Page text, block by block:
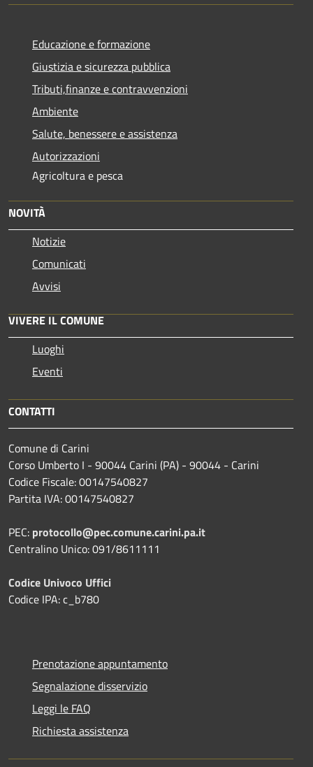
Educazione e formazione
Giustizia e sicurezza pubblica
Tributi,finanze e contravvenzioni
Ambiente
Salute, benessere e assistenza
Autorizzazioni
Agricoltura e pesca
NOVITÀ
Notizie
Comunicati
Avvisi
VIVERE IL COMUNE
Luoghi
Eventi
CONTATTI
Comune di Carini
Corso Umberto I - 90044 Carini (PA) - 90044 - Carini
Codice Fiscale: 00147540827
Partita IVA: 00147540827
PEC: protocollo@pec.comune.carini.pa.it
Centralino Unico: 091/8611111
Codice Univoco Uffici
Codice IPA: c_b780
Prenotazione appuntamento
Segnalazione disservizio
Leggi le FAQ
Richiesta assistenza